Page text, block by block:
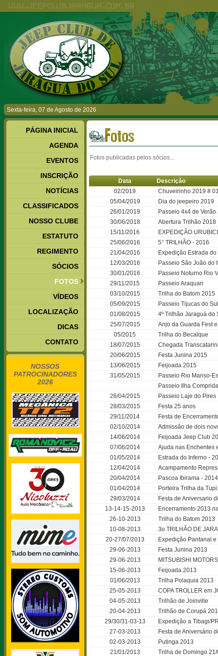
Sexta-feira, 07 de Agosto de 2026
PÁGINA INICIAL
AGENDA
EVENTOS
INSCRIÇÃO
NOTÍCIAS
CLASSIFICADOS
NOSSO CLUBE
ESTATUTO
REGIMENTO
SÓCIOS
FOTOS
VÍDEOS
LOCALIZAÇÃO
DICAS
CONTATO
NOSSOS
PATROCINADORES
2026
Fotos
Fotos publicadas pelos sócios...
Data
Descriçăo
02/2019
Chuveirinho 2019 #
05/04/2019
Dia do jeepeiro 2019
26/01/2019
Passeio 4x4 de
30/06/2018
Abertura Trilhão 2018
15/11/2016
EXPEDIÇÃO
25/06/2016
5° TRILHÃO - 2016
21/04/2016
Expedição Estrada
12/03/2016
Passeio São João do
30/01/2016
Passeio Noturno Rio
29/11/2015
Passeio Araquari
03/10/2015
Trilha do Batom 2015
05/09/2015
Passeio Tijucas do
01/08/2015
4º Trilhão Jaraguá do
25/07/2015
Anjo da Guarda Fest
05/2015
Trilha do Becalque
18/07/2015
Chegada
20/06/2015
Festa Junina 2015
13/06/2015
Feijoada 2015
31/05/2015
Passeio Rio Manso-
Passeio Ilha
26/04/2015
Passeio Laje do Pires
28/03/2015
Festa 25 anos
29/11/2014
Festa de
02/10/2014
Admissão de dois
14/06/2014
Feijoada Jeep Club
07/06/2014
Ajuda nas Enchentes
01/05/2014
Estrada do Inferno -
12/04/2014
Acampamento
20/04/2014
Pascoa Ibirama - 2014
01/04/2014
Porteira Trilha da
29/03/2014
Festa de Aniversario
13-14-15-2013
Encerramento 2013
26-10-2013
Trilha do Batom 2013
10-08-2013
3o TRILHÃO DE
20-27/07/2013
Expedição Pantanal e
29-06-2013
Festa Junina 2013
29-06-2013
MITSUBISHI
15-06-2013
Feijoada 2013
01/06/2013
Trilha Polaquia 2013
25-05-2013
COPA TROLLER em
04-05-2013
Trilhão de Joinville
20-04-2013
Trilhão de Corupá
29/30/31-03-13
Expedição a Tibagi/
27-03-2013
Festa de Aniversário
02-03-2013
Putinga 2013
21/01/2013
Trilha de Domingo